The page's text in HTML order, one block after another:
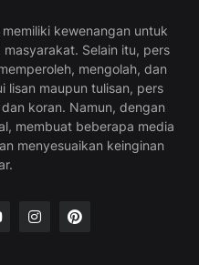
kewenangan untuk
Selain itu, pers
mengolah, dan
lisan maupun tulisan, pers
koran. Namun, dengan
membuat beberapa media
menyesuaikan keinginan